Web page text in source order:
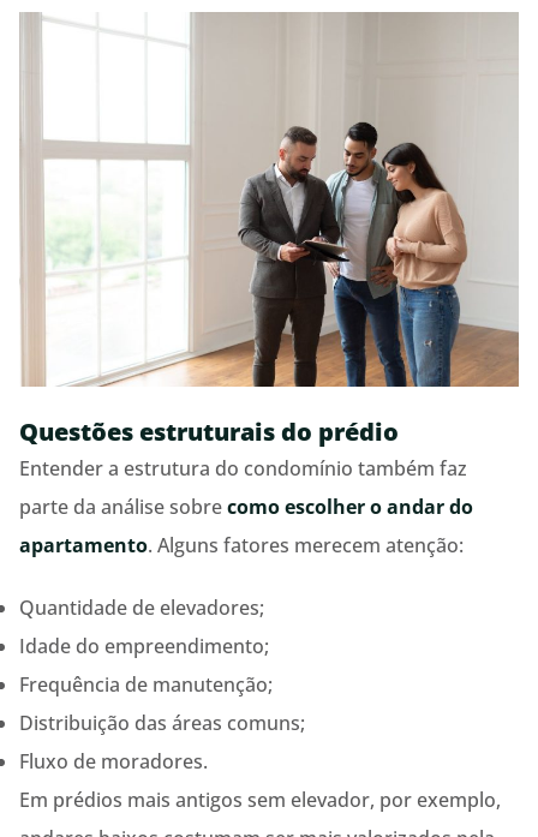
Questões estruturais do prédio
Entender a estrutura do condomínio também faz
parte da análise sobrecomo escolher o andar do
apartamento. Alguns fatores merecem atenção:
Quantidade de elevadores;
Idade do empreendimento;
Frequência de manutenção;
Distribuição das áreas comuns;
Fluxo de moradores.
Em prédios mais antigos sem elevador, por exemplo,